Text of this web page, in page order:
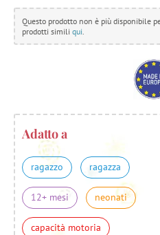
Questo prodotto non è più disponibile
prodotti simili qui.
Adatto a
ragazzo ragazza
12+ mesi neonati
capacità motoria